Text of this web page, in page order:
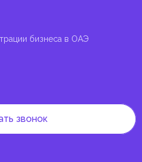
бизнеса в ОАЭ
звонок